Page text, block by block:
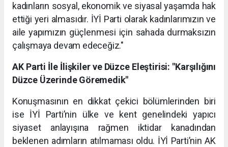
kadınların sosyal, ekonomik ve siyasal yaşamda hak
ettiği yeri almasıdır. İYİ Parti olarak kadınlarımızın ve
aile yapımızın güçlenmesi için sahada durmaksızın
çalışmaya devam edeceğiz."
AK Parti İle İlişkiler ve Düzce Eleştirisi: "Karşılığını
Düzce Üzerinde Göremedik"
Konuşmasının en dikkat çekici bölümlerinden biri
ise İYİ Parti’nin ülke ve kent genelindeki yapıcı
siyaset anlayışına rağmen iktidar kanadından
beklenen adımların atılmaması oldu. İYİ Parti’nin AK